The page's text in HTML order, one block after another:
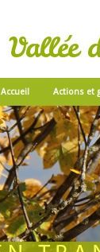
Vallée
Accueil Actions et